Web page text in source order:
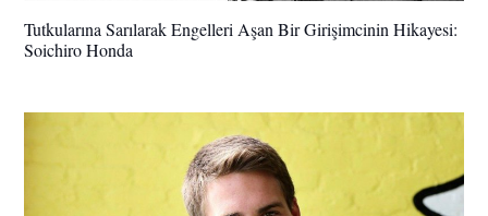
Tutkularına Sarılarak Engelleri Aşan Bir Girişimcinin Hikayesi:
Soichiro Honda